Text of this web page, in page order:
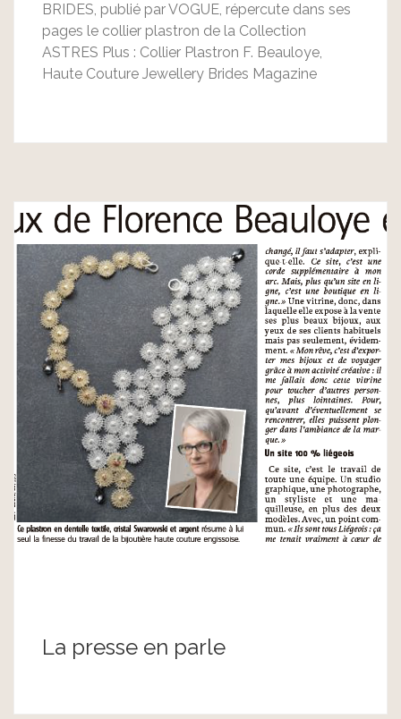
BRIDES, publié par VOGUE, répercute dans ses
pages le collier plastron de la Collection
ASTRES Plus : Collier Plastron F. Beauloye,
Haute Couture Jewellery Brides Magazine
La presse en parle